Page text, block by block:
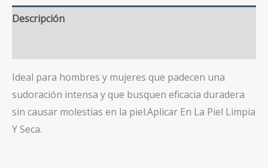
cantidad
Descripción
Ideal para hombres y mujeres que padecen una
sudoración intensa y que busquen eficacia duradera
sin causar molestias en la piel.Aplicar En La Piel Limpia
Y Seca.